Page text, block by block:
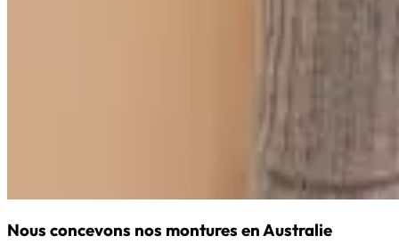
Nous concevons nos montures en Australie